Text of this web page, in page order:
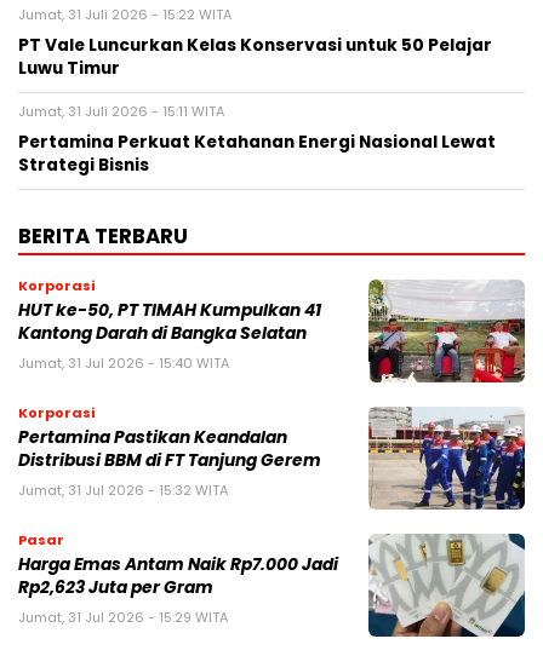
Jumat, 31 Juli 2026 - 15:22 WITA
PT Vale Luncurkan Kelas Konservasi untuk 50 Pelajar
Luwu Timur
Jumat, 31 Juli 2026 - 15:11 WITA
Pertamina Perkuat Ketahanan Energi Nasional Lewat
Strategi Bisnis
BERITA TERBARU
Korporasi
HUT ke-50, PT TIMAH Kumpulkan 41
Kantong Darah di Bangka Selatan
Jumat, 31 Jul 2026 - 15:40 WITA
Korporasi
Pertamina Pastikan Keandalan
Distribusi BBM di FT Tanjung Gerem
Jumat, 31 Jul 2026 - 15:32 WITA
Pasar
Harga Emas Antam Naik Rp7.000 Jadi
Rp2,623 Juta per Gram
Jumat, 31 Jul 2026 - 15:29 WITA